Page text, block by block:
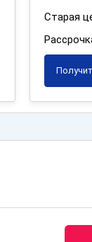
Старая